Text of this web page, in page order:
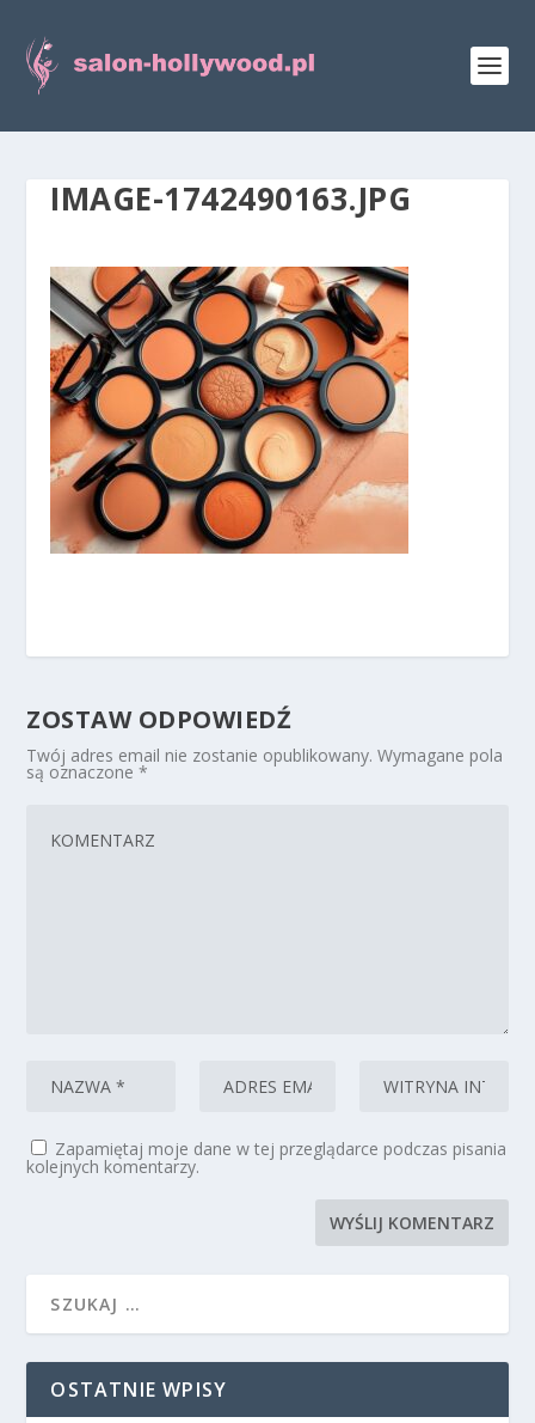
IMAGE-1742490163.JPG
ZOSTAW ODPOWIEDŹ
Twój adres email nie zostanie opublikowany. Wymagane pola
są oznaczone*
Zapamiętaj moje dane w tej przeglądarce podczas pisania
kolejnych komentarzy.
OSTATNIE WPISY